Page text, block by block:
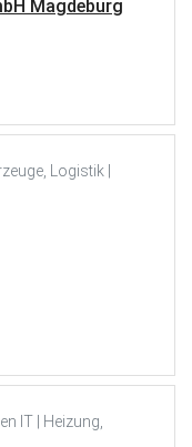
Magdeburg
Logistik |
IT | Heizung,